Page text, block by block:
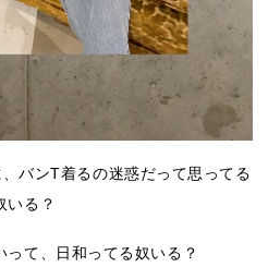
バンT着るの迷惑だって思ってる
いる？
って、日和ってる奴いる？